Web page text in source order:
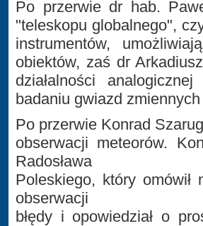
Po przerwie dr hab.
"teleskopu globalnego",
instrumentów,
obiektów, zaś dr
działalności
badaniu gwiazd
Po przerwie Konrad
obserwacji meteorów.
Radosława
Poleskiego, który omówił
obserwacji
błędy i opowiedział o